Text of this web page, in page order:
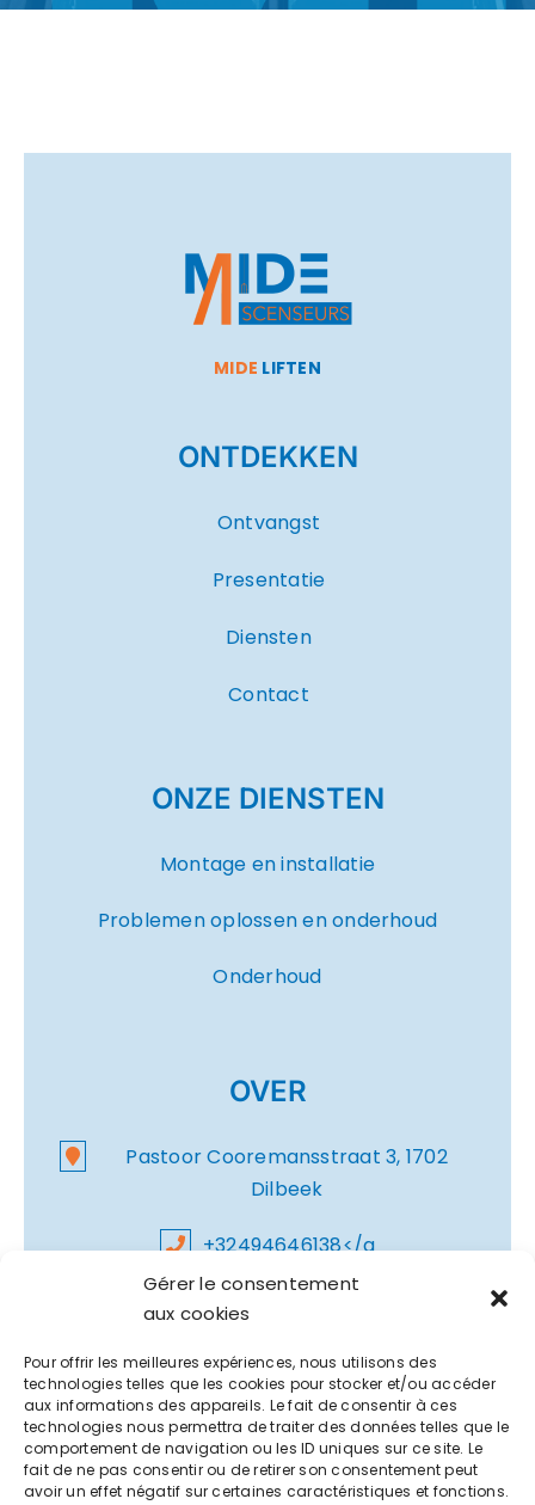
Gérer le consentement
aux cookies
Pour offrir les meilleures expériences, nous utilisons des
technologies telles que les cookies pour stocker et/ou accéder
aux informations des appareils. Le fait de consentir à ces
technologies nous permettra de traiter des données telles que le
comportement de navigation ou les ID uniques sur ce site. Le
fait de ne pas consentir ou de retirer son consentement peut
avoir un effet négatif sur certaines caractéristiques et fonctions.
MIDE LIFTEN
ONTDEKKEN
Ontvangst
Presentatie
Diensten
Contact
ONZE DIENSTEN
Montage en installatie
Problemen oplossen en onderhoud
Onderhoud
OVER
Pastoor Cooremansstraat 3, 1702
Dilbeek
+32494646138</a
contact@mide-ascenseurs.be